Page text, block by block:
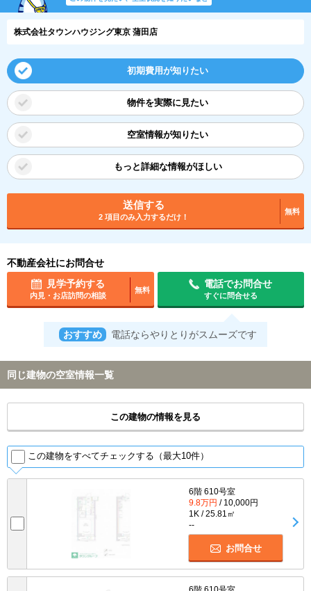
株式会社タウンハウジング東京 蒲田店
初期費用が知りたい
物件を実際に見たい
空室情報が知りたい
もっと詳細な情報がほしい
送信する
2 項目のみ入力するだけ！
無料
不動産会社にお問合せ
見学予約する
内見・お店訪問の相談
無料
電話でお問合せ
すぐに問合せる
おすすめ 電話ならやりとりがスムーズです
同じ建物の空室情報一覧
この建物の情報を見る
この建物をすべてチェックする（最大10件）
6階 610号室
9.8万円 / 10,000円
1K / 25.81㎡
--
お問合せ